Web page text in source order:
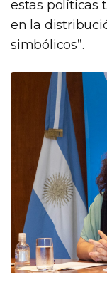
estas políticas
en la
simbólicos”.